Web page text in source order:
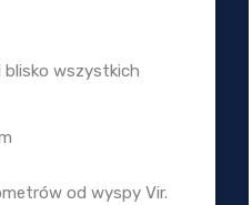
blisko wszystkich
od wyspy Vir.